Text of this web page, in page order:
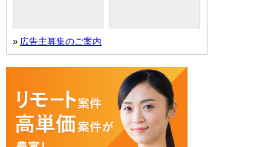
» 広告主募集のご案内